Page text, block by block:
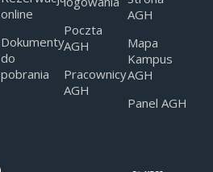
online
Dokumenty
do
pobrania
Poczta
AGH
Pracownicy
AGH
AGH
Mapa
Kampus
AGH
Panel AGH